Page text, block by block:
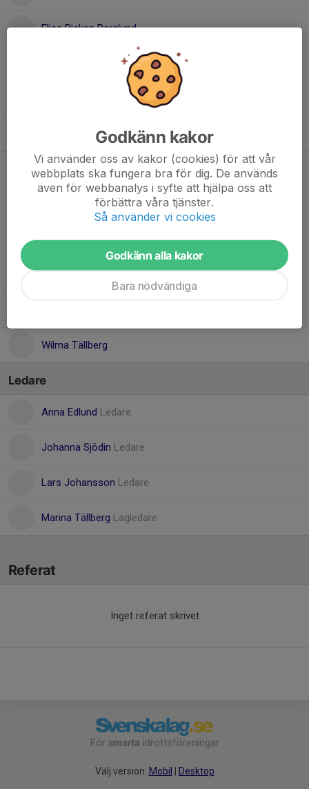
Elise Rickan Berglund
Julia Johansson
Milly Fahlander
Molly Edlund
Nellie Vikström
Nelly Isaksson
Wilma Tällberg
Ledare
Anna Edlund Ledare
Johanna Sjödin Ledare
Lars Johansson Ledare
Marina Tällberg Lagledare
Referat
Inget referat skrivet
För smarta idrottsföreningar
Välj version: Mobil Desktop
Godkänn kakor
Vi använder oss av kakor (cookies) för att vår
webbplats ska fungera bra för dig. De används
även för webbanalys i syfte att hjälpa oss att
förbättra våra tjänster.
Så använder vi cookies
Godkänn alla kakor
Bara nödvändiga